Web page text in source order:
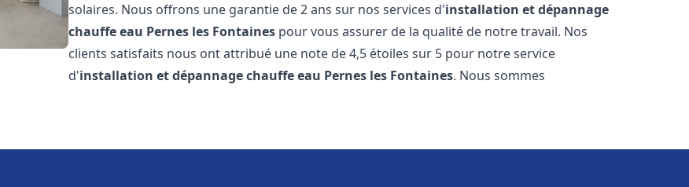
solaires. Nous offrons une garantie de 2 ans sur nos services d'installation et dépannage
chauffe eau Pernes les Fontaines pour vous assurer de la qualité de notre travail. Nos
clients satisfaits nous ont attribué une note de 4,5 étoiles sur 5 pour notre service
d'installation et dépannage chauffe eau Pernes les Fontaines. Nous sommes